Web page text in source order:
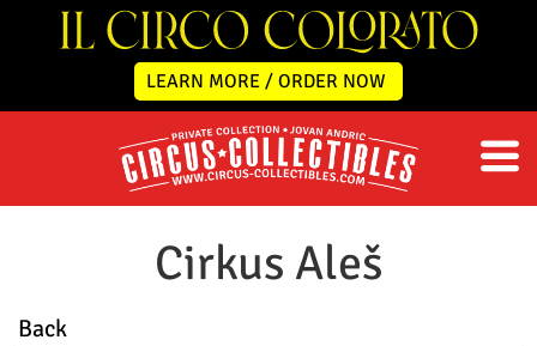
LEARN MORE / ORDER NOW
Cirkus Aleš
Back